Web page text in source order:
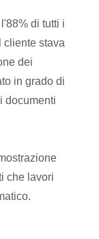
di tutti i
cliente stava
dei
in grado di
documenti
che lavori